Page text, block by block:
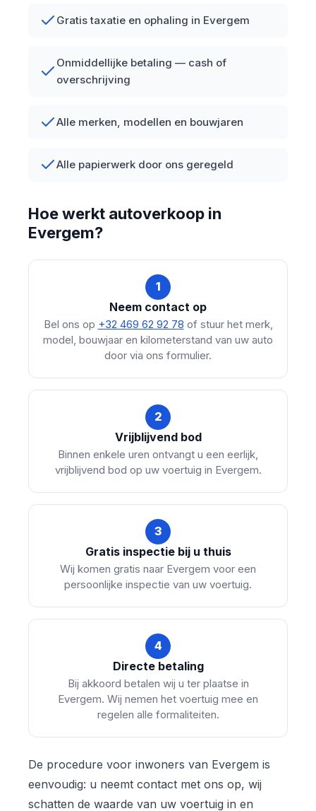
Gratis taxatie en ophaling in Evergem
Onmiddellijke betaling — cash of
overschrijving
Alle merken, modellen en bouwjaren
Alle papierwerk door ons geregeld
Hoe werkt autoverkoop in
Evergem?
1
Neem contact op
Bel ons op +32 469 62 92 78 of stuur het merk,
model, bouwjaar en kilometerstand van uw auto
door via ons formulier.
2
Vrijblijvend bod
Binnen enkele uren ontvangt u een eerlijk,
vrijblijvend bod op uw voertuig in Evergem.
3
Gratis inspectie bij u thuis
Wij komen gratis naar Evergem voor een
persoonlijke inspectie van uw voertuig.
4
Directe betaling
Bij akkoord betalen wij u ter plaatse in
Evergem. Wij nemen het voertuig mee en
regelen alle formaliteiten.
De procedure voor inwoners van Evergem is
eenvoudig: u neemt contact met ons op, wij
schatten de waarde van uw voertuig in en